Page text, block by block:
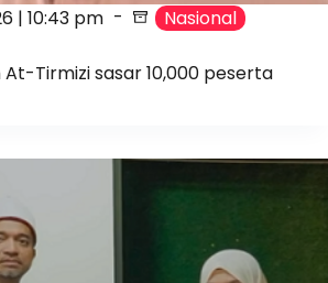
| 10:43 pm Nasional
At-Tirmizi sasar 10,000 peserta